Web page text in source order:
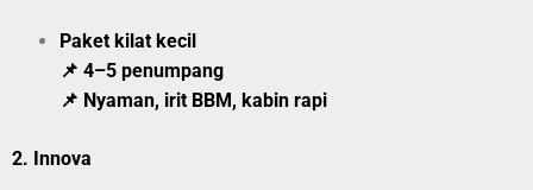
Paket kilat kecil
📌 4–5 penumpang
📌 Nyaman, irit BBM, kabin rapi
2. Innova